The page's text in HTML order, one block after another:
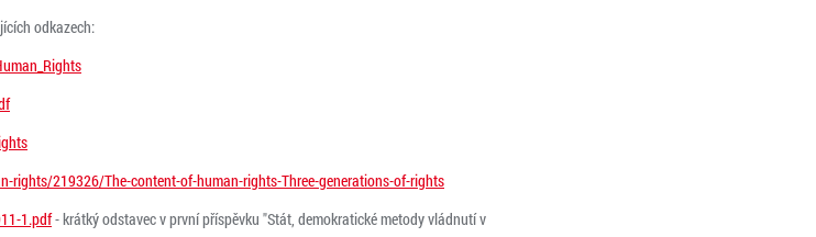
odkazech:
219326/The-content-of-human-rights-Three-generations-of-rights
1.pdf- krátký odstavec v první příspěvku "Stát, demokratické metody vládnutí v